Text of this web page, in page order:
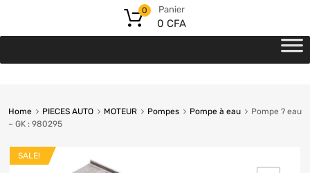
Panier
0 CFA
0
Home PIECES AUTO MOTEUR Pompes Pompe à eau
Pompe ? eau
– GK : 980295
SALE!